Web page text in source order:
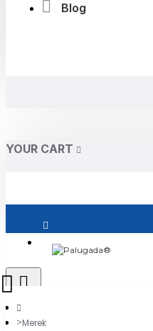
Blog
YOUR CART
Merek